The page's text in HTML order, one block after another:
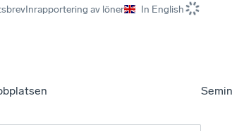
Inrapportering av löner In English